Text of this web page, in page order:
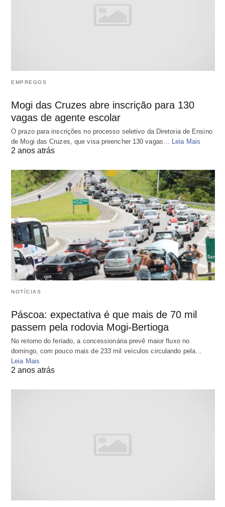
EMPREGOS
Mogi das Cruzes abre inscrição para 130
vagas de agente escolar
O prazo para inscrições no processo seletivo da Diretoria de Ensino
de Mogi das Cruzes, que visa preencher 130 vagas… Leia Mais
2 anos atrás
NOTÍCIAS
Páscoa: expectativa é que mais de 70 mil
passem pela rodovia Mogi-Bertioga
No retorno do feriado, a concessionária prevê maior fluxo no
domingo, com pouco mais de 233 mil veículos circulando pela…
Leia Mais
2 anos atrás